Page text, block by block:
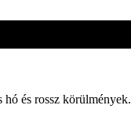
hó és rossz körülmények.